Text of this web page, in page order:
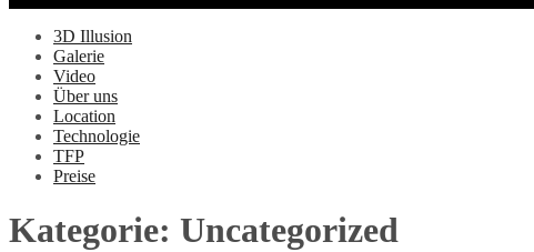
3D Illusion
Galerie
Video
Über uns
Location
Technologie
TFP
Preise
Kategorie: Uncategorized